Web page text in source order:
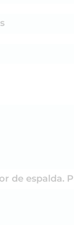
de espalda.